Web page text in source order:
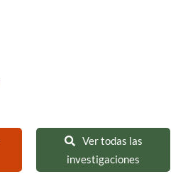
Ver todas las
investigaciones